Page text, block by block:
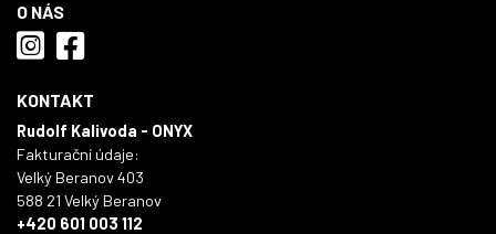
O NÁS
KONTAKT
Rudolf Kalivoda - ONYX
Fakturační údaje:
Velký Beranov 403
588 21 Velký Beranov
+420 601 003 112